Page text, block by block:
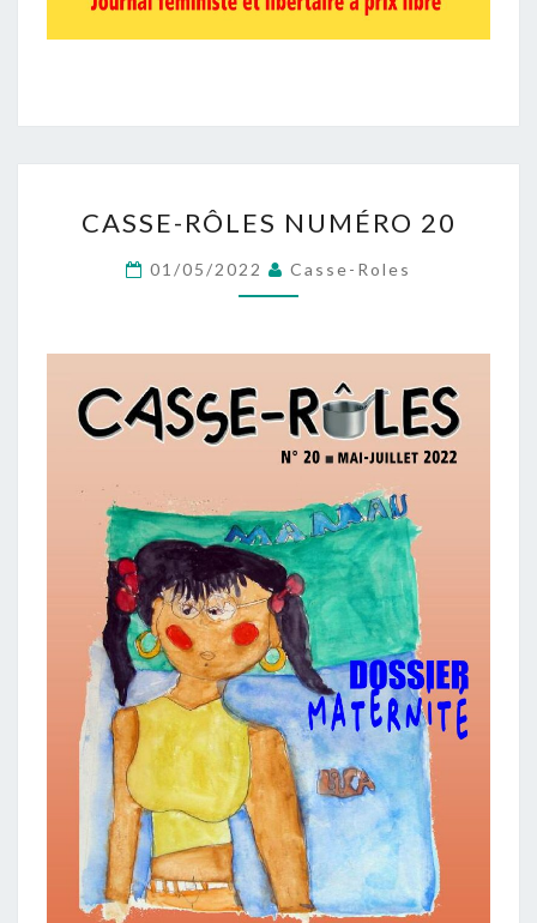
RÔLES
NUMÉRO
20
CASSE-RÔLES NUMÉRO 20
01/05/2022 Casse-Roles